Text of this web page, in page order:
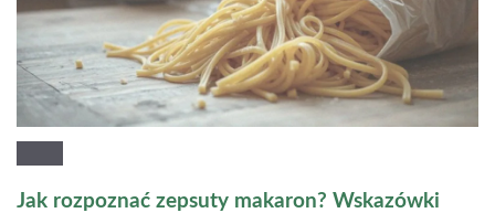
Jak rozpoznać zepsuty makaron? Wskazówki